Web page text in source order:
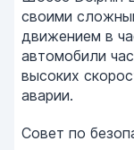
своими
движением в
автомобили
высоких
аварии.
Совет по